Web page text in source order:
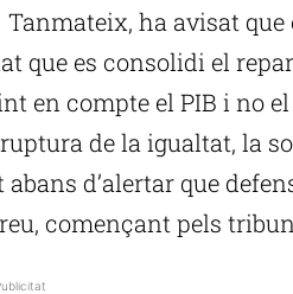
ha avisat que
que es consolidi el
en compte el PIB i no
de la igualtat, la
d’alertar que
començant pels